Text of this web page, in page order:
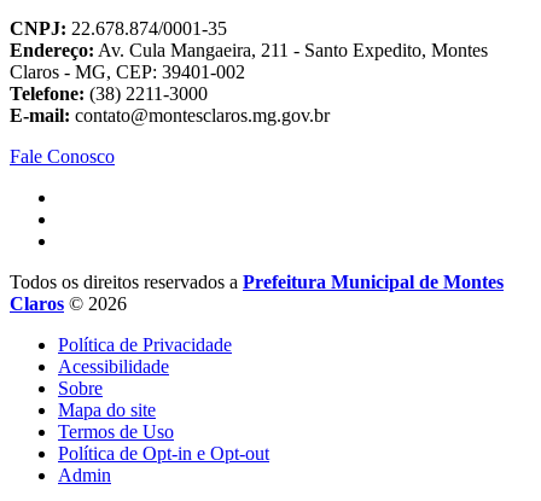
CNPJ: 22.678.874/0001-35
Endereço: Av. Cula Mangaeira, 211 - Santo Expedito, Montes
Claros - MG, CEP: 39401-002
Telefone: (38) 2211-3000
E-mail: contato@montesclaros.mg.gov.br
Fale Conosco
Todos os direitos reservados a Prefeitura Municipal de Montes
Claros © 2026
Política de Privacidade
Acessibilidade
Sobre
Mapa do site
Termos de Uso
Política de Opt-in e Opt-out
Admin